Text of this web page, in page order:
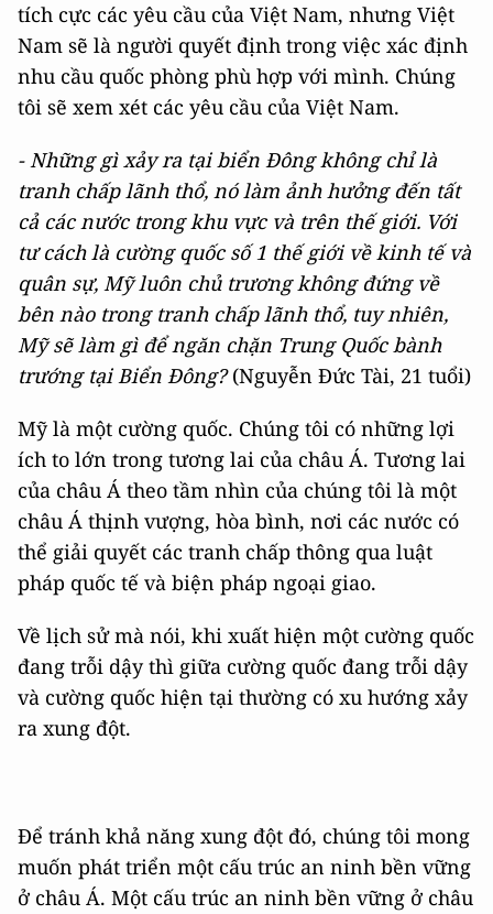
tích cực các yêu cầu của Việt Nam, nhưng Việt
Nam sẽ là người quyết định trong việc xác định
nhu cầu quốc phòng phù hợp với mình. Chúng
tôi sẽ xem xét các yêu cầu của Việt Nam.
- Những gì xảy ra tại biển Đông không chỉ là
tranh chấp lãnh thổ, nó làm ảnh hưởng đến tất
cả các nước trong khu vực và trên thế giới. Với
tư cách là cường quốc số 1 thế giới về kinh tế và
quân sự, Mỹ luôn chủ trương không đứng về
bên nào trong tranh chấp lãnh thổ, tuy nhiên,
Mỹ sẽ làm gì để ngăn chặn Trung Quốc bành
trướng tại Biển Đông?(Nguyễn Đức Tài, 21 tuổi)
Mỹ là một cường quốc. Chúng tôi có những lợi
ích to lớn trong tương lai của châu Á. Tương lai
của châu Á theo tầm nhìn của chúng tôi là một
châu Á thịnh vượng, hòa bình, nơi các nước có
thể giải quyết các tranh chấp thông qua luật
pháp quốc tế và biện pháp ngoại giao.
Về lịch sử mà nói, khi xuất hiện một cường quốc
đang trỗi dậy thì giữa cường quốc đang trỗi dậy
và cường quốc hiện tại thường có xu hướng xảy
ra xung đột.
Để tránh khả năng xung đột đó, chúng tôi mong
muốn phát triển một cấu trúc an ninh bền vững
ở châu Á. Một cấu trúc an ninh bền vững ở châu